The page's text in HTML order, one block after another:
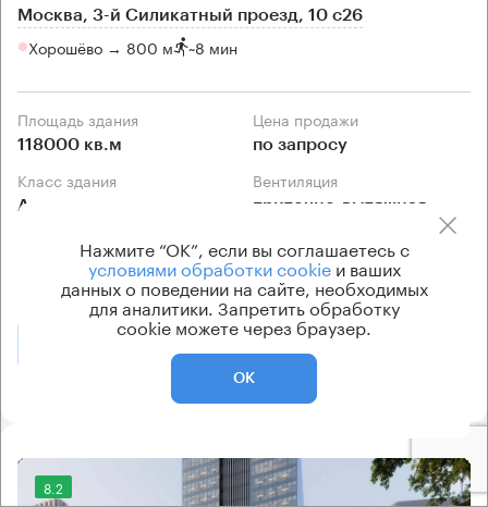
Москва, 3-й Силикатный проезд, 10 с26
Хорошёво → 800 м ~8 мин
Площадь здания
118000 кв.м
Цена продажи
по запросу
Класс здания
А
Вентиляция
приточно-вытяжная
Кондиционирование
центральное
8.2
Нажмите “ОК”, если вы соглашаетесь с
условиями обработки cookieи ваших
данных о поведении на сайте, необходимых
для аналитики. Запретить обработку
cookie можете через браузер.
ОК